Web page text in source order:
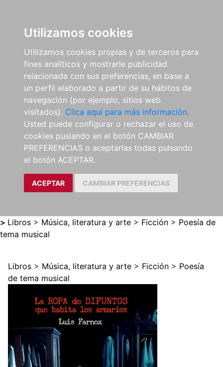
Utilizamos cookies
Utilizamos cookies propias y de terceros para
fines analíticos y mostrarle publicidad
relacionada con sus preferencias, en base a
un perfil elaborado a partir de su hábitos de
navegación (por ejemplo, sitios web
visitados). Clica aquí para más información.
Usted puede configurar o rechazar el uso de
cookies puslando en el botón CAMBIAR
PREFERENCIAS o aceptarlas todas pulsando
el botón ACEPTAR.
ACEPTAR CAMBIAR PREFERENCIAS
> Libros > Música, literatura y arte > Ficción > Poesía de
tema musical
Libros > Música, literatura y arte > Ficción > Poesía
de tema musical